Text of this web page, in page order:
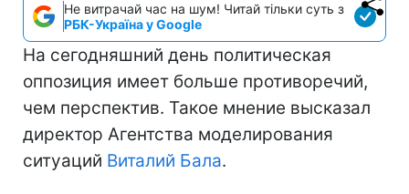
Не витрачай час на шум! Читай тільки суть з
РБК-Україна у Google
На сегодняшний день политическая
оппозиция имеет больше противоречий,
чем перспектив. Такое мнение высказал
директор Агентства моделирования
ситуаций Виталий Бала.